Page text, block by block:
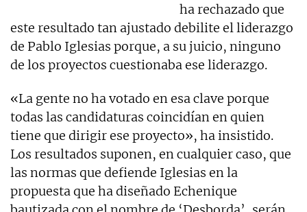
ha rechazado que
este resultado tan ajustado debilite el liderazgo
de Pablo Iglesias porque, a su juicio, ninguno
de los proyectos cuestionaba ese liderazgo.
«La gente no ha votado en esa clave porque
todas las candidaturas coincidían en quien
tiene que dirigir ese proyecto», ha insistido.
Los resultados suponen, en cualquier caso, que
las normas que defiende Iglesias en la
propuesta que ha diseñado Echenique